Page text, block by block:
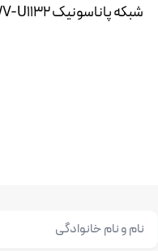
شبکه پاناسونیک WV-U1132 با ما تماس بگیرید